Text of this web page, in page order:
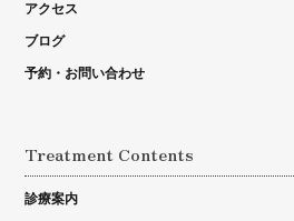
アクセス
ブログ
予約・お問い合わせ
Treatment Contents
診療案内